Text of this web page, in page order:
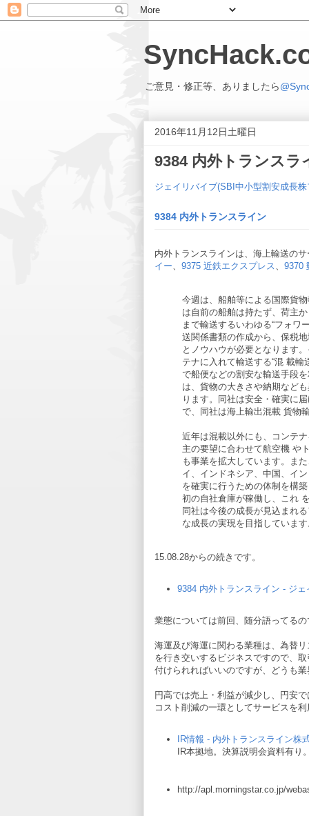
ご意見・修正等、ありましたら
2016年11月12日土曜日
9384 内外トランスラ
ジェイリバイブ(SBI中小型割安成長
9384 内外トランスライン
内外トランスラインは、海上輸送の
イー、 9375 近鉄エクスプレス、 9370
今週は、船舶等による国際貨
は自前の船舶は持たず、荷主
まで輸送するいわゆる“フォワ
送関係書類の作成から、保税
とノウハウが必要となります
テナに入れて輸送する“混 載
で船便などの割安な輸送手段
は、貨物の大きさや納期など
ります。同社は安全・確実に
で、同社は海上輸出混載 貨物
近年は混載以外にも、コンテ
主の要望に合わせて航空機 や
も事業を拡大しています。ま
イ、インドネシア、中国、イ
を確実に行うための体制を構
初の自社倉庫が稼働し、これ
同社は今後の成長が見込まれ
な成長の実現を目指していま
15.08.28からの続きです。
9384 内外トランスライン - ジ
業態については前回、随分語ってる
海運及び海運に関わる業種は、為替
を行き交いするビジネスですので、
付けられればいいのですが、どうも
円高では売上・利益が減少し、円安
コスト削減の一環としてサービスを
IR情報 - 内外トランスライン株
IR本拠地。決算説明会資料有り
http://apl.morningstar.co.jp/